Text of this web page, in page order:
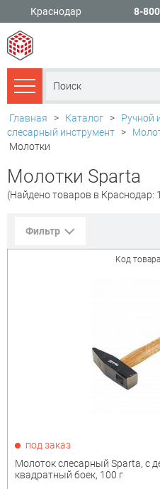
Краснодар 8-
Каталог товаров
Главная > Каталог > Ручной
слесарный инструмент >
Молотки
Молотки Sparta
(Найдено товаров в Краснодар:
Фильтр
Показать только
Код товара
под заказ
Молоток слесарный Sparta, с
квадратный боек, 100 г